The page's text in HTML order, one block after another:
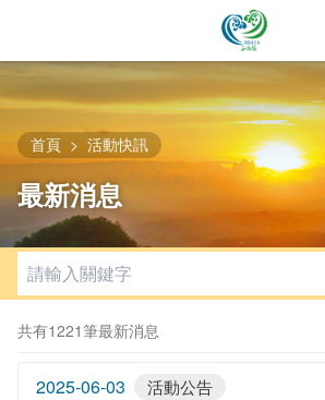
主
內
區
塊
首頁 活動快訊
最新消息
共有1221筆最新消息
2025-06-03
活動公告